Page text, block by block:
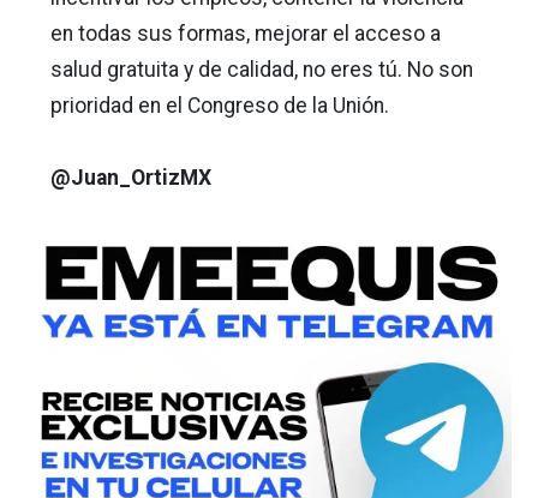
en todas sus formas, mejorar el acceso a
salud gratuita y de calidad, no eres tú. No son
prioridad en el Congreso de la Unión.
@Juan_OrtizMX